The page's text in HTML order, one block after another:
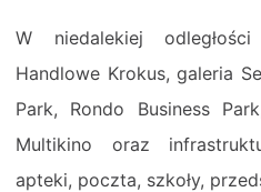
W niedalekiej
Handlowe Krokus, galeria
Park, Rondo Business
Multikino oraz
apteki, poczta, szkoły,